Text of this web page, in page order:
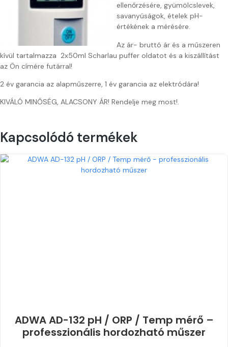
ellenőrzésére, gyümölcslevek,
savanyúságok, ételek pH-
értékének a mérésére.
Az ár- bruttó ár és a műszeren
kívül tartalmazza 2x50ml Scharlau puffer oldatot és a kiszállítást
az Ön címére futárral!
2 év garancia az alapműszerre, 1 év garancia az elektródára!
KIVÁLÓ MINŐSÉG, ALACSONY ÁR! Rendelje meg most!.
Kapcsolódó termékek
ADWA AD-132 pH / ORP / Temp mérő –
professzionális hordozható műszer